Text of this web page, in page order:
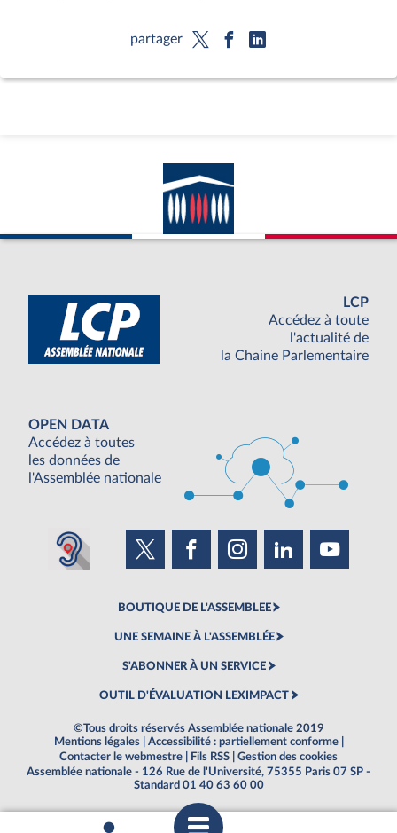
partager
LCP
Accédez à toute
l'actualité de
la Chaine Parlementaire
OPEN DATA
Accédez à toutes
les données de
l'Assemblée nationale
BOUTIQUE DE L'ASSEMBLEE
UNE SEMAINE À L'ASSEMBLÉE
S'ABONNER À UN SERVICE
OUTIL D'ÉVALUATION LEXIMPACT
©Tous droits réservés Assemblée nationale 2019
Mentions légales
Accessibilité : partiellement conforme
Contacter le webmestre
Fils RSS
Gestion des cookies
Assemblée nationale - 126 Rue de l'Université, 75355 Paris 07 SP -
Standard 01 40 63 60 00